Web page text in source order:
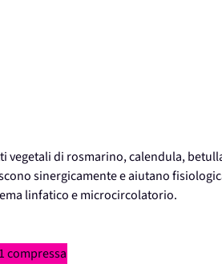
vegetali di rosmarino, calendula,
sinergicamente e aiutano
linfatico e microcircolatorio.
compressa